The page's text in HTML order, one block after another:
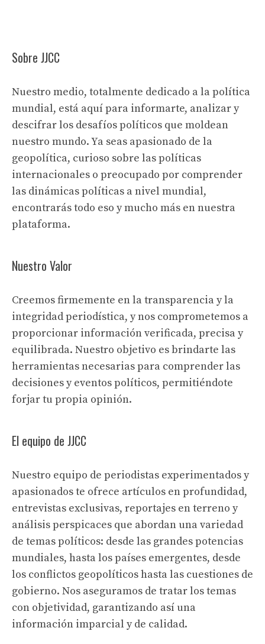
Sobre JJCC
Nuestro medio, totalmente dedicado a la política
mundial, está aquí para informarte, analizar y
descifrar los desafíos políticos que moldean
nuestro mundo. Ya seas apasionado de la
geopolítica, curioso sobre las políticas
internacionales o preocupado por comprender
las dinámicas políticas a nivel mundial,
encontrarás todo eso y mucho más en nuestra
plataforma.
Nuestro Valor
Creemos firmemente en la transparencia y la
integridad periodística, y nos comprometemos a
proporcionar información verificada, precisa y
equilibrada. Nuestro objetivo es brindarte las
herramientas necesarias para comprender las
decisiones y eventos políticos, permitiéndote
forjar tu propia opinión.
El equipo de JJCC
Nuestro equipo de periodistas experimentados y
apasionados te ofrece artículos en profundidad,
entrevistas exclusivas, reportajes en terreno y
análisis perspicaces que abordan una variedad
de temas políticos: desde las grandes potencias
mundiales, hasta los países emergentes, desde
los conflictos geopolíticos hasta las cuestiones de
gobierno. Nos aseguramos de tratar los temas
con objetividad, garantizando así una
información imparcial y de calidad.